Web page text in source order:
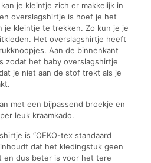
je kleintje zich er makkelijk in
overslagshirtje is hoef je het
je kleintje te trekken. Zo kun je je
Het overslagshirtje heeft
Aan de binnenkant
zodat het baby overslagshirtje
je niet aan de stof trekt als je
met een bijpassend broekje en
leuk kraamkado.
is “OEKO-tex standaard
dat het kledingstuk geen
en dus beter is voor het tere